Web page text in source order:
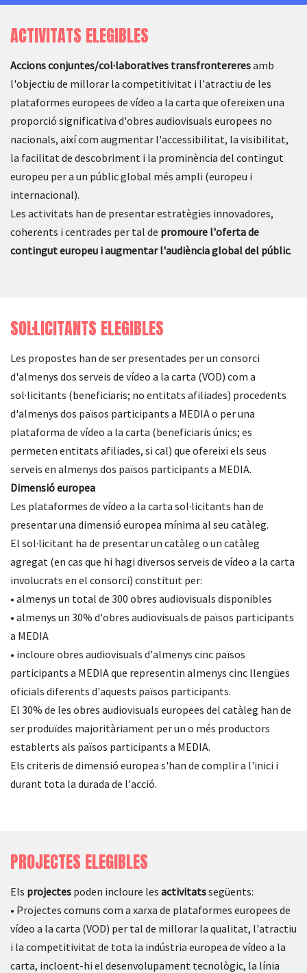
ACTIVITATS ELEGIBLES
Accions conjuntes/col·laboratives transfrontereresamb
l'objectiu de millorar la competitivitat i l'atractiu de les
plataformes europees de vídeo a la carta que ofereixen una
proporció significativa d'obres audiovisuals europees no
nacionals, així com augmentar l'accessibilitat, la visibilitat,
la facilitat de descobriment i la prominència del contingut
europeu per a un públic global més ampli (europeu i
internacional).
Les activitats han de presentar estratègies innovadores,
coherents i centrades per tal de promoure l'oferta de
contingut europeu i augmentar l'audiència global del públic.
SOL·LICITANTS ELEGIBLES
Les propostes han de ser presentades per un consorci
d'almenys dos serveis de vídeo a la carta (VOD) com a
sol·licitants (beneficiaris; no entitats afiliades) procedents
d'almenys dos països participants a MEDIA o per una
plataforma de vídeo a la carta (beneficiaris únics; es
permeten entitats afiliades, si cal) que ofereixi els seus
serveis en almenys dos països participants a MEDIA.
Dimensió europea
Les plataformes de vídeo a la carta sol·licitants han de
presentar una dimensió europea mínima al seu catàleg.
El sol·licitant ha de presentar un catàleg o un catàleg
agregat (en cas que hi hagi diversos serveis de vídeo a la carta
involucrats en el consorci) constituït per:
• almenys un total de 300 obres audiovisuals disponibles
• almenys un 30% d'obres audiovisuals de països participants
a MEDIA
• incloure obres audiovisuals d'almenys cinc països
participants a MEDIA que representin almenys cinc llengües
oficials diferents d'aquests països participants.
El 30% de les obres audiovisuals europees del catàleg han de
ser produïdes majoritàriament per un o més productors
establerts als països participants a MEDIA.
Els criteris de dimensió europea s'han de complir a l'inici i
durant tota la durada de l'acció.
PROJECTES ELEGIBLES
Els projectes poden incloure les activitatssegüents:
• Projectes comuns com a xarxa de plataformes europees de
vídeo a la carta (VOD) per tal de millorar la qualitat, l'atractiu
i la competitivitat de tota la indústria europea de vídeo a la
carta, incloent-hi el desenvolupament tecnològic, la línia